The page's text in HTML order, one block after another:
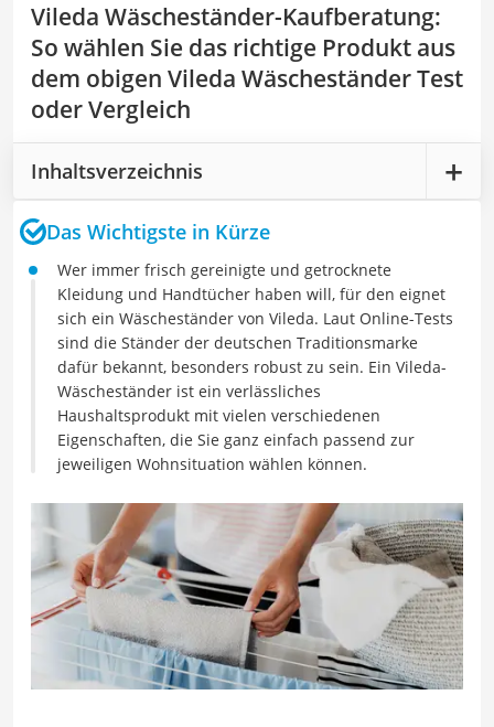
Vileda Wäscheständer-Kaufberatung:
So wählen Sie das richtige Produkt aus
dem obigen Vileda Wäscheständer Test
oder Vergleich
Inhaltsverzeichnis
Das Wichtigste in Kürze
Wer immer frisch gereinigte und getrocknete
Kleidung und Handtücher haben will, für den eignet
sich ein Wäscheständer von Vileda. Laut Online-Tests
sind die Ständer der deutschen Traditionsmarke
dafür bekannt, besonders robust zu sein. Ein Vileda-
Wäscheständer ist ein verlässliches
Haushaltsprodukt mit vielen verschiedenen
Eigenschaften, die Sie ganz einfach passend zur
jeweiligen Wohnsituation wählen können.